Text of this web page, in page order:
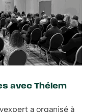
avec Thélem
a organisé à